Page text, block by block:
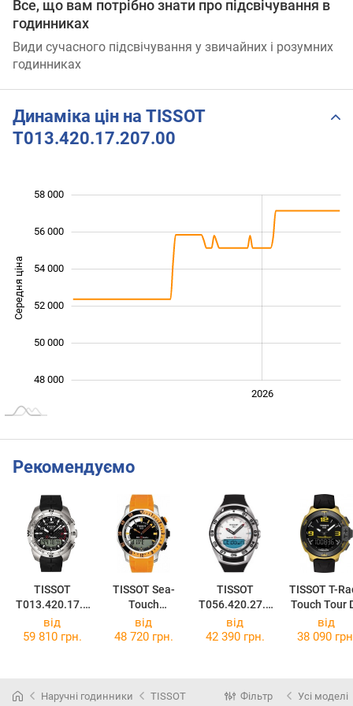
Все, що вам потрібно знати про підсвічування в
годинниках
Види сучасного підсвічування у звичайних і розумних
годинниках
Динаміка цін на TISSOT
T013.420.17.207.00
Середня ціна
48 000
50 000
52 000
54 000
56 000
58 000
2026
Рекомендуємо
TISSOT
T013.420.17.2
02.00
TISSOT Sea-
Touch
T026.420.17.2
81.02
TISSOT
T056.420.27.0
31.00
TISSOT T-
Touch Tour
France
від
59 810 грн.
від
48 720 грн.
від
42 390 грн.
від
38 090
Наручні годинники TISSOT Фільтр Усі моделі